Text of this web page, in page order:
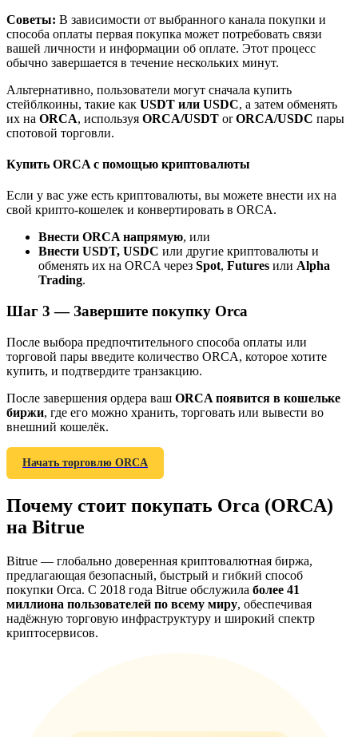
Партнеры Bitrue
До 65% комиссии!
Реферал
Пригласите друга, чтобы получить денежные
вознаграждения
Deposit CASHCAT & Win
Deposit CASHCAT & Win
Share 500000 CASHCAT prize pool
Exclusive for BitMart Users
Register & Trade to Win 500,000 USDT
Советы: В зависимости от выбранного канала покупки и
способа оплаты первая покупка может потребовать связи
вашей личности и информации об оплате. Этот процесс
обычно завершается в течение нескольких минут.
Альтернативно, пользователи могут сначала купить
стейблкоины, такие как USDT или USDC, а затем обменять
их на ORCA, используя ORCA/USDT orORCA/USDC пары
спотовой торговли.
Купить ORCA с помощью криптовалюты
Если у вас уже есть криптовалюты, вы можете внести их на
свой крипто-кошелек и конвертировать в ORCA.
Внести ORCA напрямую, или
Внести USDT, USDC или другие криптовалюты и
обменять их на ORCA через Spot, Futures или Alpha
Trading.
Шаг 3 —Завершите покупку Orca
После выбора предпочтительного способа оплаты или
торговой пары введите количество ORCA, которое хотите
купить, и подтвердите транзакцию.
После завершения ордера ваш ORCA появится в кошельке
биржи, где его можно хранить, торговать или вывести во
внешний кошелёк.
Начать торговлю ORCA
Почему стоит покупать Orca (ORCA)
на Bitrue
Bitrue — глобально доверенная криптовалютная биржа,
предлагающая безопасный, быстрый и гибкий способ
покупки Orca. С 2018 года Bitrue обслужила более 41
миллиона пользователей по всему миру, обеспечивая
надёжную торговую инфраструктуру и широкий спектр
криптосервисов.